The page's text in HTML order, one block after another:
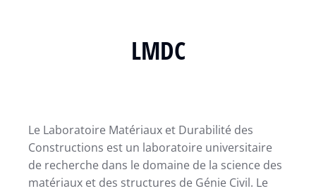
LMDC
Le Laboratoire Matériaux et Durabilité des
Constructions est un laboratoire universitaire
de recherche dans le domaine de la science des
matériaux et des structures de Génie Civil. Le